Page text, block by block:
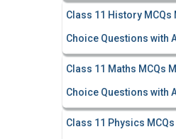
Class 11 History MCQs
Choice Questions with
Class 11 Maths MCQs
Choice Questions with
Class 11 Physics